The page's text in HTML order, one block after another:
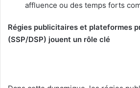
affluence ou des temps forts
Régies publicitaires et plateformes
(SSP/DSP) jouent un rôle clé